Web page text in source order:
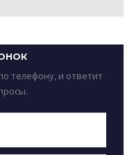
телефону, и ответит